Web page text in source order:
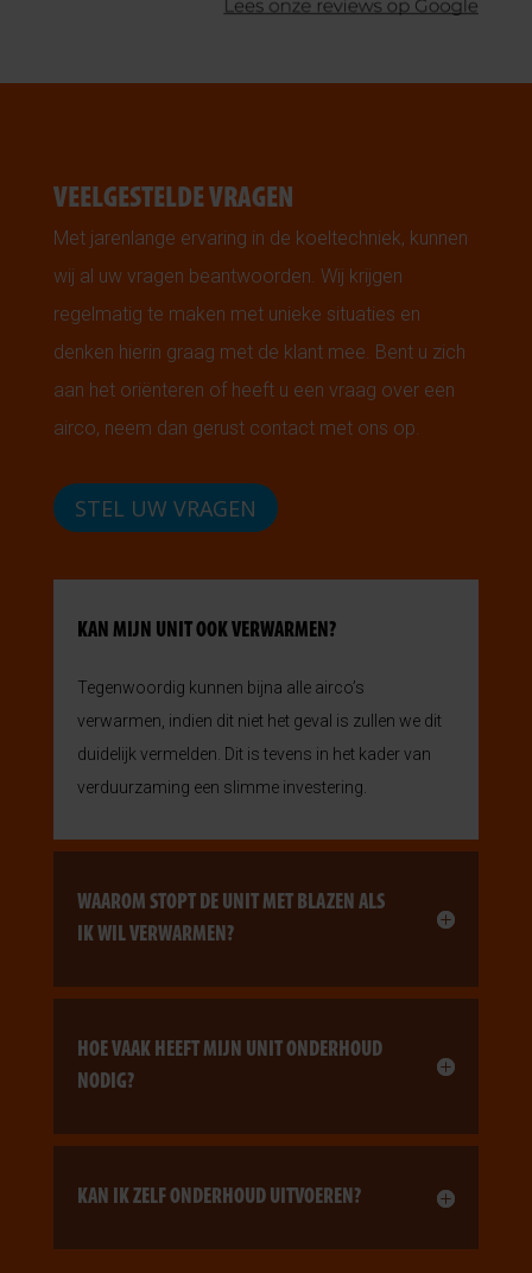
VEELGESTELDE VRAGEN
Met jarenlange ervaring in de koeltechniek, kunnen
wij al uw vragen beantwoorden. Wij krijgen
regelmatig te maken met unieke situaties en
denken hierin graag met de klant mee. Bent u zich
aan het oriënteren of heeft u een vraag over een
airco, neem dan gerust contact met ons op.
STEL UW VRAGEN
KAN MIJN UNIT OOK VERWARMEN?
Tegenwoordig kunnen bijna alle airco’s
verwarmen, indien dit niet het geval is zullen we dit
duidelijk vermelden. Dit is tevens in het kader van
verduurzaming een slimme investering.
WAAROM STOPT DE UNIT MET BLAZEN ALS
IK WIL VERWARMEN?
HOE VAAK HEEFT MIJN UNIT ONDERHOUD
NODIG?
KAN IK ZELF ONDERHOUD UITVOEREN?